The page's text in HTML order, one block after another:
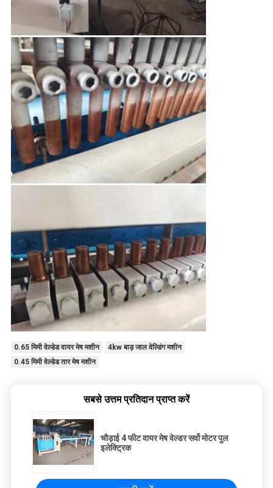
0.65 मिमी वेल्डेड वायर मेष मशीन
4kw बाड़ जाल वेल्डिंग मशीन
0.45 मिमी वेल्डेड तार मेष मशीन
सबसे उत्तम प्रतिदान प्राप्त करें
चौड़ाई 4 फीट वायर मेष वेल्डर सर्वो मोटर पुल
इलेक्ट्रिक